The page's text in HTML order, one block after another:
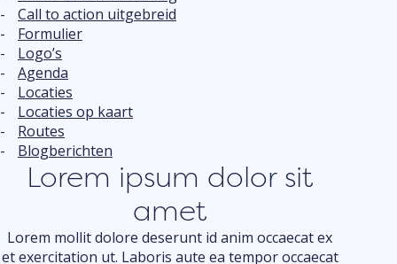
Call to action uitgebreid
Formulier
Logo’s
Agenda
Locaties
Locaties op kaart
Routes
Blogberichten
Lorem ipsum dolor sit
amet
Lorem mollit dolore deserunt id anim occaecat ex
et exercitation ut. Laboris aute ea tempor occaecat